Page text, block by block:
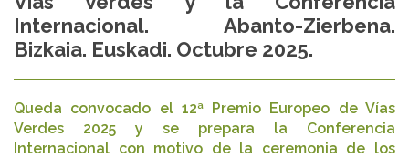
Internacional. Abanto-Zierbena.
Bizkaia. Euskadi. Octubre 2025.
Queda convocado el 12ª Premio Europeo de Vías
Verdes 2025 y se prepara la Conferencia
Internacional con motivo de la ceremonia de los